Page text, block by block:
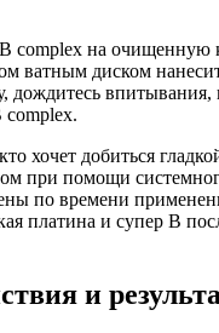
complex на очищенную
ватным диском
дождитесь впитывания,
complex.
хочет добиться
при помощи
по времени
платина и супер В
и